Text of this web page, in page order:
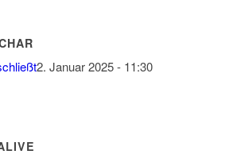
2. Januar 2025 - 11:30